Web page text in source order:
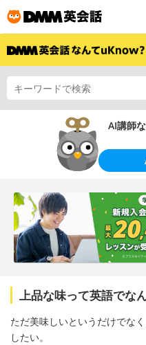
AI講師
上品な味って英語でな
ただ美味しいというだけでな
したい。